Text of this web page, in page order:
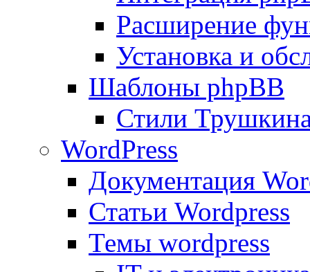
Расширение
Установка и
Шаблоны phpBB
Стили
WordPress
Документация
Статьи Wordpress
Темы wordpress